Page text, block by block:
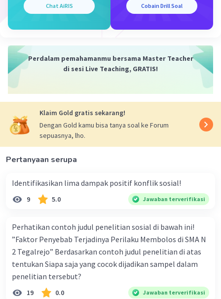
pendorong perubahan sosial diantaranya:
Sikap saling menghargai hasil karya orang
lain dan adanya keinginan untuk maju.
Sistem pendidikan yang maju.
luar.
Penduduk yang heterogen.
Beri Rating·0.0
Chat AiRIS Cobain Drill Soal
Perdalam pemahamanmu bersama Master Teacher
di sesi Live Teaching, GRATIS!
Klaim Gold gratis sekarang!
Dengan Gold kamu bisa tanya soal ke Forum
sepuasnya, lho.
Pertanyaan serupa
Identifikasikan lima dampak positif konflik sosial!
9 5.0 Jawaban terverifikasi
Perhatikan contoh judul penelitian sosial di bawah ini!
”Faktor Penyebab Terjadinya Perilaku Membolos di SMA N
2 Tegalrejo” Berdasarkan contoh judul penelitian di atas
tentukan Siapa saja yang cocok dijadikan sampel dalam
penelitian tersebut?
19 0.0 Jawaban terverifikasi